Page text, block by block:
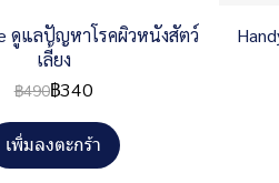
ดูแลปัญหาโรคผิวหนังสัตว์
เลี้ยง
฿490฿340
เพิ่มลงตะกร้า